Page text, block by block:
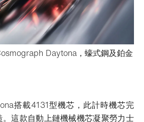
Daytona，蠔式鋼及鉑金
搭載4131型機芯，此計時機芯完
這款自動上鏈機械機芯凝聚勞力士